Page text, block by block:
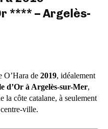
**** – Argelès-
O’Hara de 2019, idéalement
d’Or à Argelès-sur-Mer,
la côte catalane, à seulement
ville.